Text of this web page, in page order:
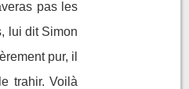
pas les
lui dit Simon
pur, il
trahir. Voilà